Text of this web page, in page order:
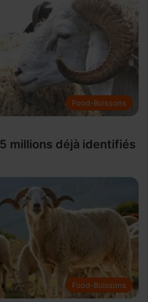
Food-Boissons
millions déjà identifiés
Food-Boissons